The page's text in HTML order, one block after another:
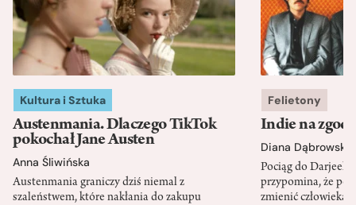
Kultura i Sztuka
Austenmania. Dlaczego TikTok
pokochał Jane Austen
Anna Śliwińska
Austenmania graniczy dziś niemal z
szaleństwem, które nakłania do zakupu
Felietony
Indie na
Diana Dąbrowska
Pociąg do
przypomina, że
zmienić człowieka